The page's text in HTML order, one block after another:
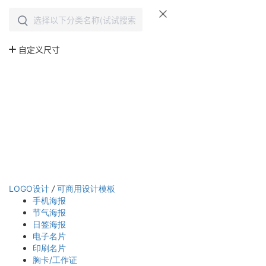
LOGO设计 / 可商用设计模板
手机海报
节气海报
日签海报
电子名片
印刷名片
胸卡/工作证